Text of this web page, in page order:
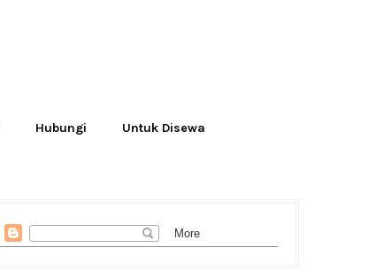
Hubungi Untuk Disewa